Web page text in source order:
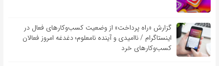
گزارش «راه پرداخت» از وضعیت کسب‌وکارهای فعال در
اینستاگرام / ناامیدی و آینده نامعلوم؛ دغدغه امروز فعالان
کسب‌وکارهای خرد